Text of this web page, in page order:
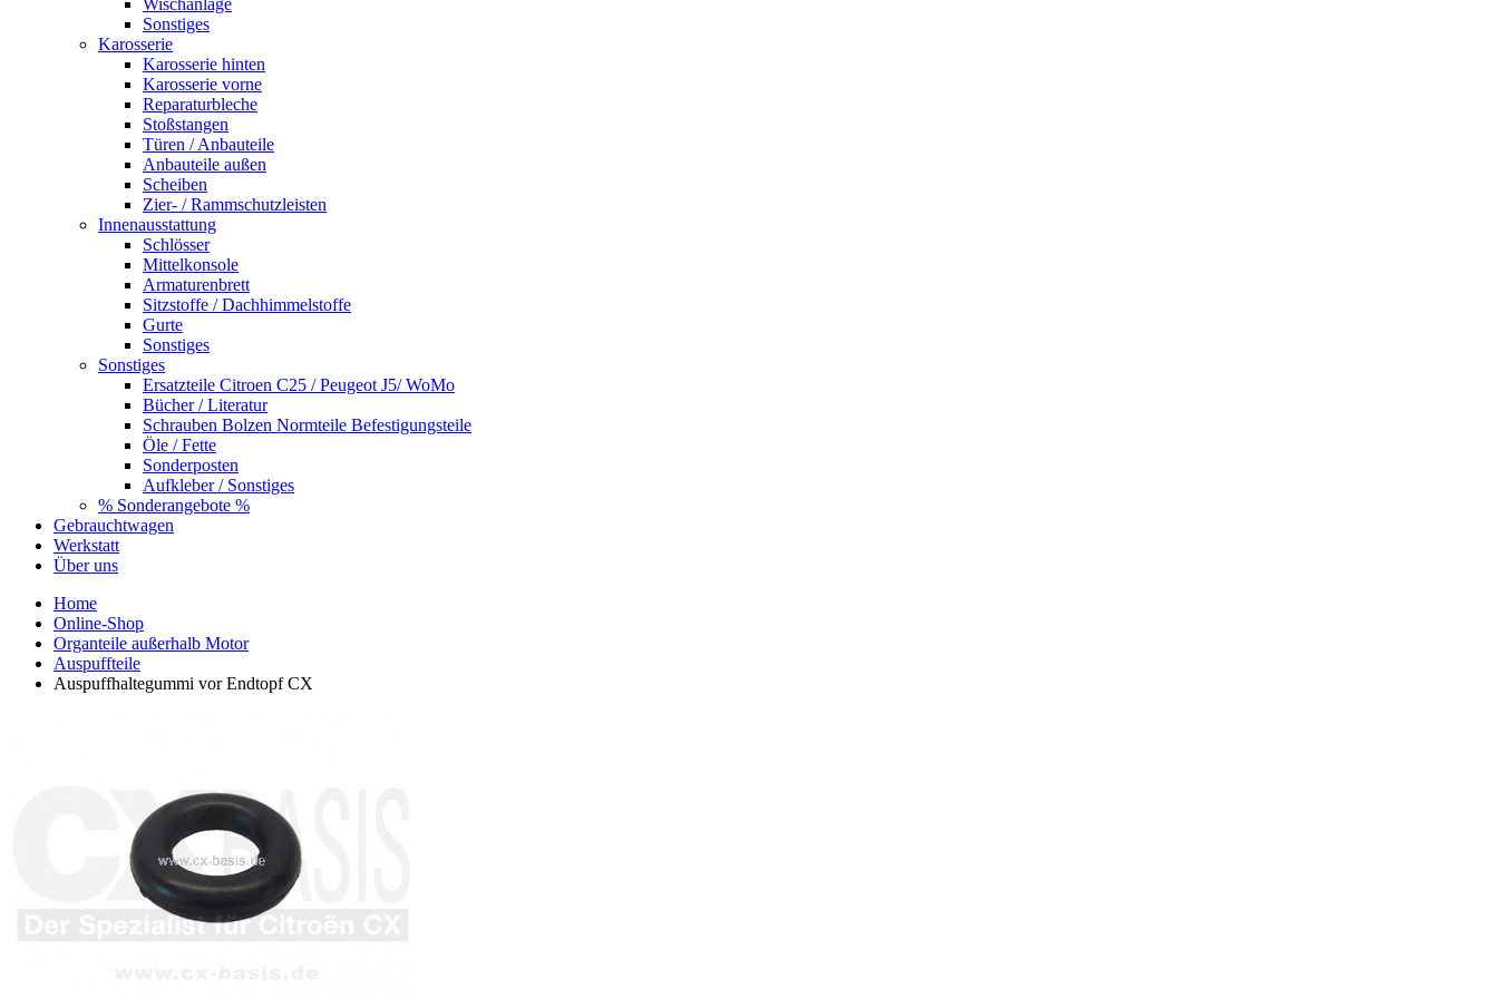
Sonstiges
Karosserie
Karosserie hinten
Karosserie vorne
Reparaturbleche
Stoßstangen
Türen / Anbauteile
Anbauteile außen
Scheiben
Zier- / Rammschutzleisten
Innenausstattung
Schlösser
Mittelkonsole
Armaturenbrett
Sitzstoffe / Dachhimmelstoffe
Gurte
Sonstiges
Sonstiges
Ersatzteile Citroen C25 / Peugeot J5/ WoMo
Bücher / Literatur
Schrauben Bolzen Normteile Befestigungsteile
Öle / Fette
Sonderposten
Aufkleber / Sonstiges
% Sonderangebote %
Gebrauchtwagen
Werkstatt
Über uns
Home
Online-Shop
Organteile außerhalb Motor
Auspuffteile
Auspuffhaltegummi vor Endtopf CX